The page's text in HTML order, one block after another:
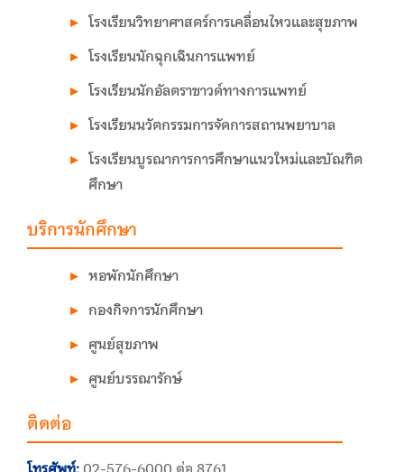
โรงเรียนวิทยาศาสตร์การเคลื่อนไหวและสุขภาพ
โรงเรียนนักฉุกเฉินการแพทย์
โรงเรียนนักอัลตราซาวด์ทางการแพทย์
โรงเรียนนวัตกรรมการจัดการสถานพยาบาล
โรงเรียนบูรณาการการศึกษาแนวใหม่และบัณฑิต
ศึกษา
บริการนักศึกษา
หอพักนักศึกษา
กองกิจการนักศึกษา
ศูนย์สุขภาพ
ศูนย์บรรณารักษ์
ติดต่อ